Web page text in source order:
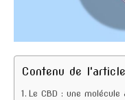
Contenu de l'article
Le CBD : une